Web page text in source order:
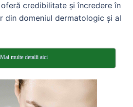
credibilitate și încredere în
din domeniul dermatologic și al
Mai multe detalii aici